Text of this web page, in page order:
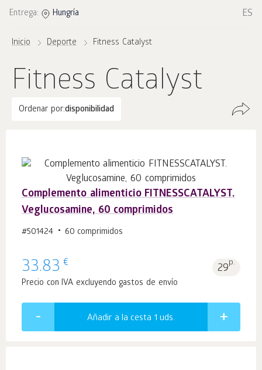
Entrega: Hungría ES
Inicio Deporte Fitness Catalyst
Fitness Catalyst
Ordenar por:disponibilidad
Complemento alimenticio FITNESSCATALYST.
Veglucosamine, 60 comprimidos
#501424 60 comprimidos
33.83 € 29p.
Precio con IVA excluyendo gastos de envío
Añadir a la cesta 1 uds.